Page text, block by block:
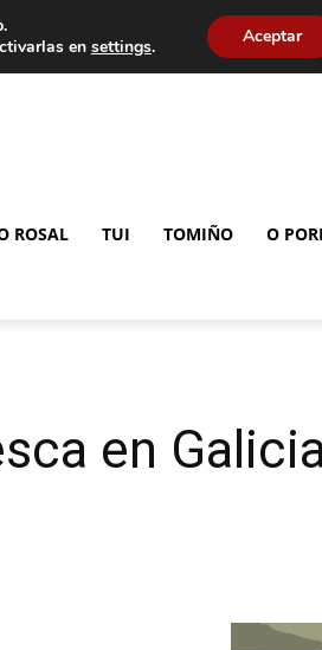
ROSAL TUI TOMIÑO O
en
en settings. Aceptar